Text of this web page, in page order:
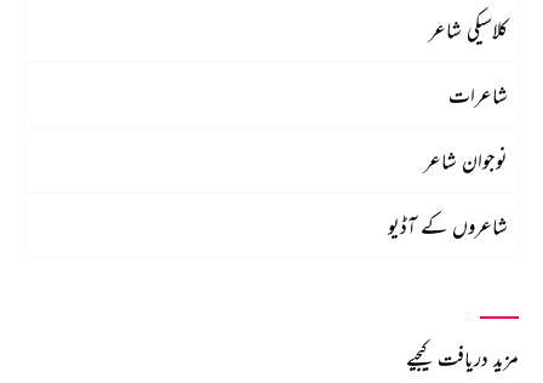
کلاسیکی شاعر
شاعرات
نوجوان شاعر
شاعروں کے آڈیو
مزید دریافت کیجیے